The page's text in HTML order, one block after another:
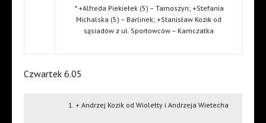
* +Alfreda Piekiełek (5) – Tarnoszyn; +Stefania
Michalska (5) – Barlinek; +Stanisław Kozik od
sąsiadów z ul. Sportowców – Kamczatka
Czwartek 6.05
1. + Andrzej Kozik od Wioletty i Andrzeja Wietecha